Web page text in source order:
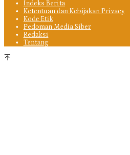
Indeks Berita
Ketentuan dan Kebijakan Privacy
Kode Etik
Pedoman Media Siber
Redaksi
Tentang